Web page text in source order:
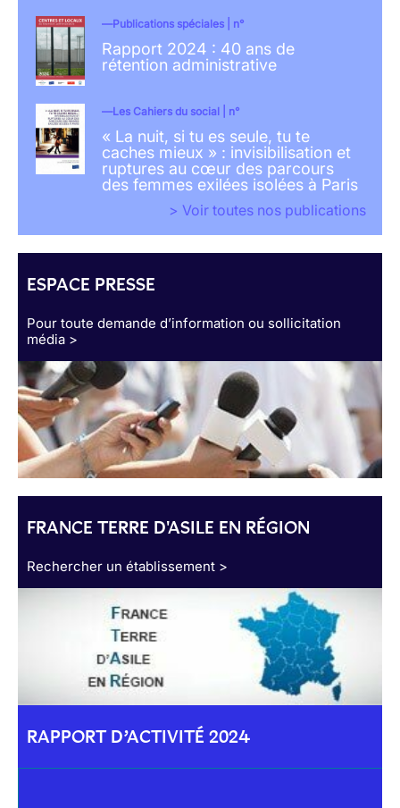
Publications spéciales | n°
Rapport 2024 : 40 ans de
rétention administrative
Les Cahiers du social | n°
« La nuit, si tu es seule, tu te
caches mieux » : invisibilisation et
ruptures au cœur des parcours
des femmes exilées isolées à Paris
> Voir toutes nos publications
ESPACE PRESSE
Pour toute demande d’information ou sollicitation
média >
FRANCE TERRE D'ASILE EN RÉGION
Rechercher un établissement >
RAPPORT D’ACTIVITÉ 2024